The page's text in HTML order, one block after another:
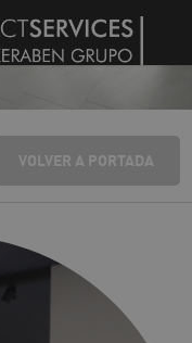
VOLVER A PORTADA